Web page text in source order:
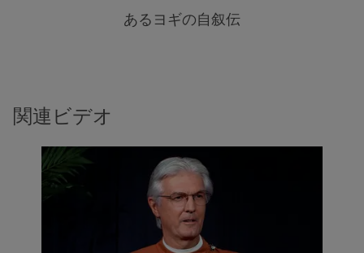
あるヨギの自叙伝
関連ビデオ